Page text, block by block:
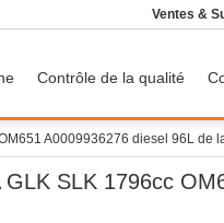
Ventes &
Contrôle de la qualité
A0009936276 diesel 96L de
SLK 1796cc